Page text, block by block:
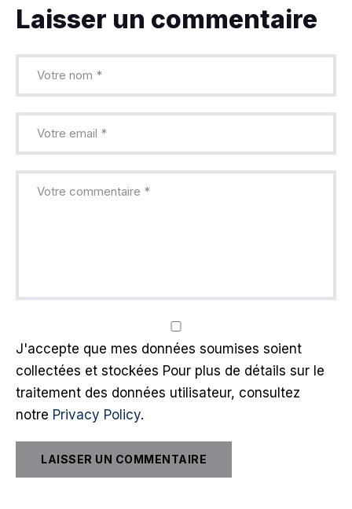
Laisser un commentaire
J'accepte que mes données soumises soient
collectées et stockées Pour plus de détails sur le
traitement des données utilisateur, consultez
notre Privacy Policy.